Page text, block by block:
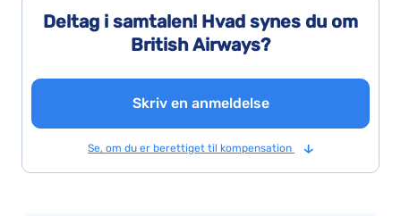
Deltag i samtalen! Hvad synes du om
British Airways?
Skriv en anmeldelse
Se, om du er berettiget til kompensation